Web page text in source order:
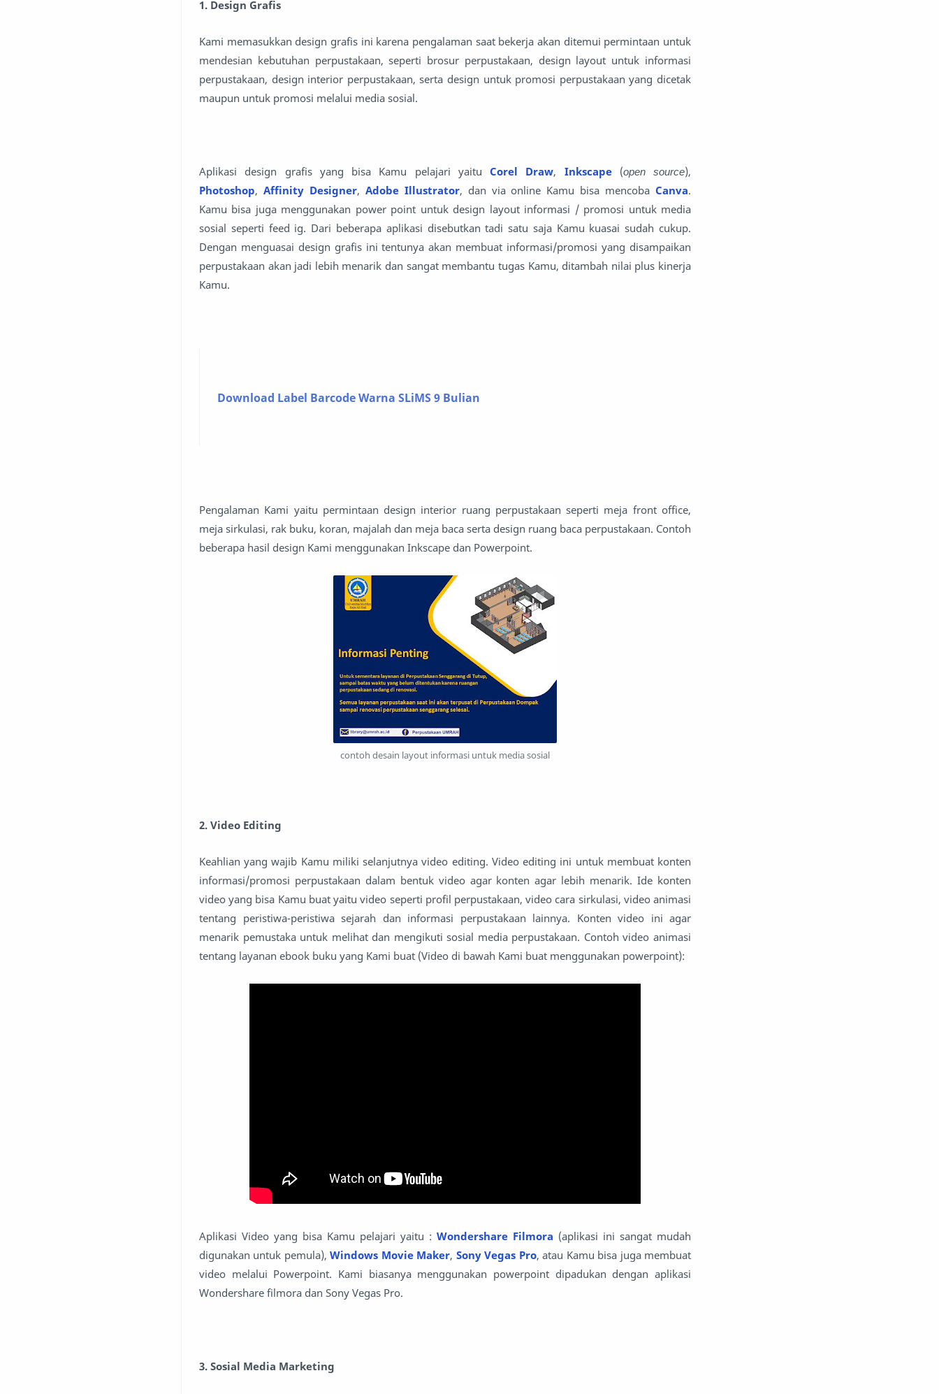
1. Design Grafis
Kami memasukkan design grafis ini karena pengalaman saat bekerja akan ditemui permintaan untuk
mendesian kebutuhan perpustakaan, seperti brosur perpustakaan, design layout untuk informasi
perpustakaan, design interior perpustakaan, serta design untuk promosi perpustakaan yang dicetak
maupun untuk promosi melalui media sosial.
Aplikasi design grafis yang bisa Kamu pelajari yaitu Corel Draw, Inkscape(open source),
Photoshop, Affinity Designer, Adobe Illustrator, dan via online Kamu bisa mencobaCanva.
Kamu bisa juga menggunakan power point untuk design layout informasi / promosi untuk media
sosial seperti feed ig. Dari beberapa aplikasi disebutkan tadi satu saja Kamu kuasai sudah cukup.
Dengan menguasai design grafis ini tentunya akan membuat informasi/promosi yang disampaikan
perpustakaan akan jadi lebih menarik dan sangat membantu tugas Kamu, ditambah nilai plus kinerja
Kamu.
Download Label Barcode Warna SLiMS 9 Bulian
Pengalaman Kami yaitu permintaan design interior ruang perpustakaan seperti meja front office,
meja sirkulasi, rak buku, koran, majalah dan meja baca serta design ruang baca perpustakaan. Contoh
beberapa hasil design Kami menggunakan Inkscape dan Powerpoint.
contoh desain layout informasi untuk media sosial
2. Video Editing
Keahlian yang wajib Kamu miliki selanjutnya video editing. Video editing ini untuk membuat konten
informasi/promosi perpustakaan dalam bentuk video agar konten agar lebih menarik. Ide konten
video yang bisa Kamu buat yaitu video seperti profil perpustakaan, video cara sirkulasi, video animasi
tentang peristiwa-peristiwa sejarah dan informasi perpustakaan lainnya. Konten video ini agar
menarik pemustaka untuk melihat dan mengikuti sosial media perpustakaan. Contoh video animasi
tentang layanan ebook buku yang Kami buat (Video di bawah Kami buat menggunakan powerpoint):
Aplikasi Video yang bisa Kamu pelajari yaitu : Wondershare Filmora (aplikasi ini sangat mudah
digunakan untuk pemula),Windows Movie Maker, Sony Vegas Pro, atau Kamu bisa juga membuat
video melalui Powerpoint. Kami biasanya menggunakan powerpoint dipadukan dengan aplikasi
Wondershare filmora dan Sony Vegas Pro.
3. Sosial Media Marketing